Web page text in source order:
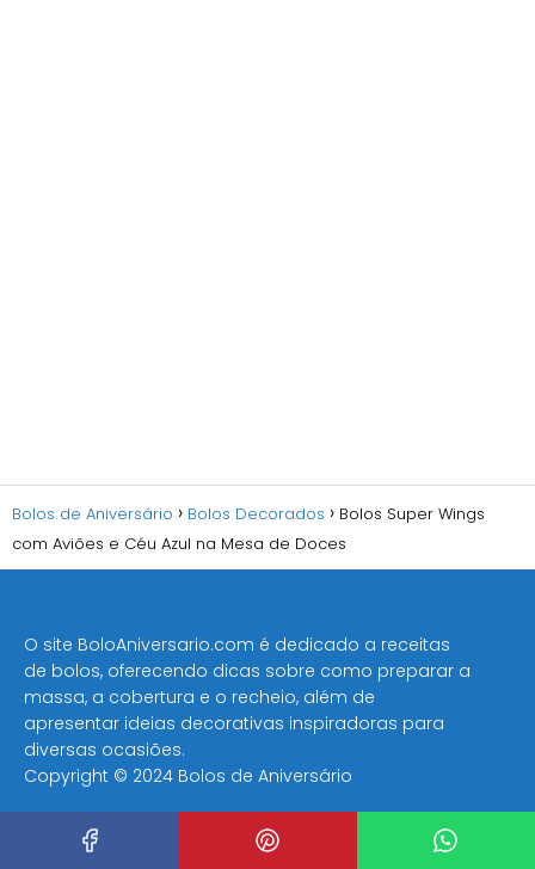
Bolos de Aniversário Bolos Decorados
Bolos Super Wings
com Aviões e Céu Azul na Mesa de Doces
O site BoloAniversario.com é dedicado a receitas
de bolos, oferecendo dicas sobre como preparar a
massa, a cobertura e o recheio, além de
apresentar ideias decorativas inspiradoras para
diversas ocasiões​.
Copyright © 2024 Bolos de Aniversário